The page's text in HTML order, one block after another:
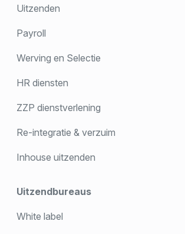
Uitzenden
Payroll
Werving en Selectie
HR diensten
ZZP dienstverlening
Re-integratie & verzuim
Inhouse uitzenden
Uitzendbureaus
White label